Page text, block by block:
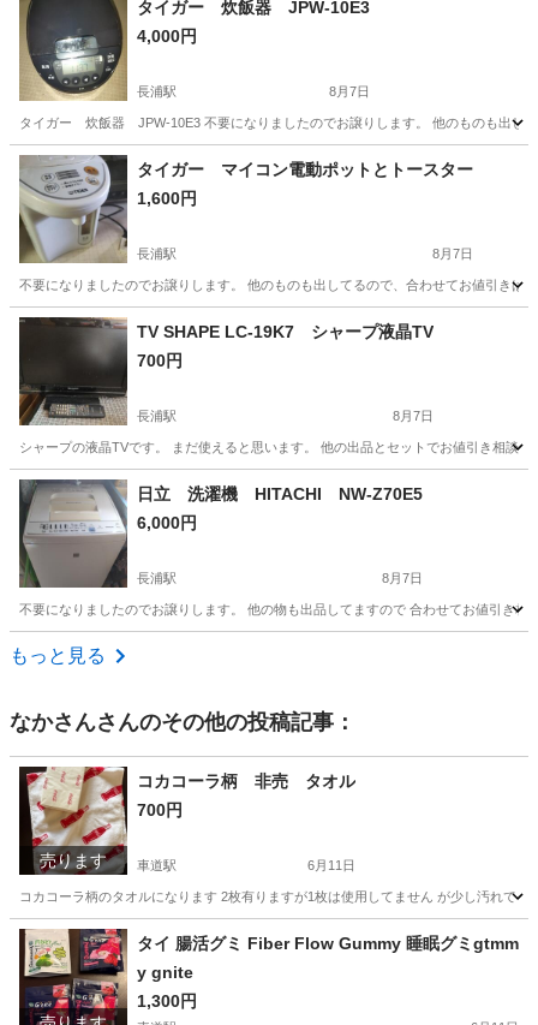
タイガー 炊飯器 JPW-10E3
4,000円
長浦駅 8月7日
タイガー 炊飯器 JPW-10E3 不要になりましたのでお譲りします。 他のものも出し
愛知 知多市 長浦駅 キッチン家電
タイガー マイコン電動ポットとトースター
1,600円
長浦駅 8月7日
不要になりましたのでお譲りします。 他のものも出してるので、合わせてお値引きは
愛知 知多市
TV SHAPE LC-19K7 シャープ液晶TV
700円
長浦駅 8月7日
シャープの液晶TVです。 まだ使えると思います。 他の出品とセットでお値引き相談も
愛知 知多市 長浦駅 テレビ
日立 洗濯機 HITACHI NW-Z70E5
6,000円
長浦駅 8月7日
不要になりましたのでお譲りします。 他の物も出品してますので 合わせてお値引き相
愛知 知多市
もっと見る
なかさんさんのその他の投稿記事：
売ります
コカコーラ柄 非売 タオル
700円
車道駅 6月11日
コカコーラ柄のタオルになります 2枚有りますが1枚は使用してません が少し汚れて
愛知 名古屋市 車道駅
タイ 腸活グミ Fiber Flow Gummy 睡眠グミgtmm
y gnite
1,300円